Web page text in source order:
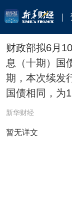
财政部拟6月
息（十期）国
期，本次续发
国债相同，为
新华财经
暂无详文